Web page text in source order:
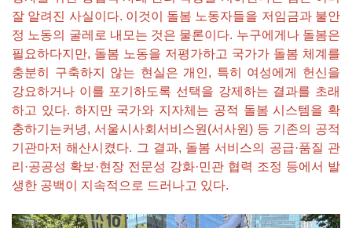
잘 알려진 사실이다. 이것이 돌봄 노동자들을 저임금과 불안
정 노동의 굴레로 내모는 것은 물론이다. 누구에게나 돌봄은
필요하다지만, 돌봄 노동을 저평가하고 국가가 돌봄 체계를
충분히 구축하지 않는 현실은 개인, 특히 여성에게 헌신을
강요하거나 이를 포기하도록 선택을 강제하는 결과를 초래
하고 있다. 하지만 국가와 지자체는 공적 돌봄 시스템을 확
충하기는커녕, 서울시사회서비스원(서사원) 등 기존의 공적
기관마저 해산시켰다. 그 결과, 돌봄 서비스의 공급·품질 관
리·공공성 확보·현장 전문성 강화·민관 협력 조정 등에서 발
생한 공백이 지속적으로 드러나고 있다.